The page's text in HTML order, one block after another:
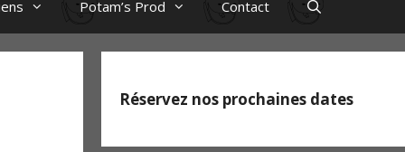
Potam’s Prod Contact
Réservez nos prochaines dates